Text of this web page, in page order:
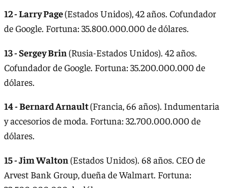
12 - Larry Page(Estados Unidos), 42 años. Cofundador
de Google. Fortuna: 35.800.000.000 de dólares.
13 - Sergey Brin(Rusia-Estados Unidos). 42 años.
Cofundador de Google. Fortuna: 35.200.000.000 de
dólares.
14 - Bernard Arnault(Francia, 66 años). Indumentaria
y accesorios de moda. Fortuna: 32.700.000.000 de
dólares.
15 - Jim Walton(Estados Unidos). 68 años. CEO de
Arvest Bank Group, dueña de Walmart. Fortuna: